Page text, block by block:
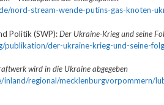
nord-stream-wende-putins-gas-knoten-
Politik (SWP):Der Ukraine-Krieg und seine
der-ukraine-krieg-und-seine-
wird in die Ukraine abgegeben
inland/regional/